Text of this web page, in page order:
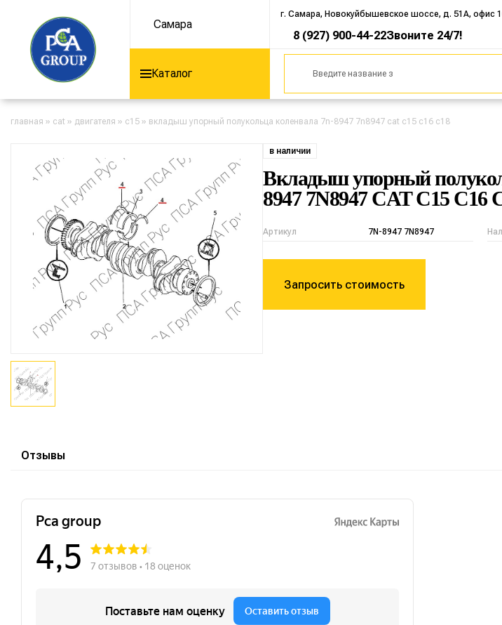
Самара
г. Самара, Новокуйбышевское шоссе, д. 51А, офис
8 (927) 900-44-22Звоните 24/7!
Каталог
главная » cat » двигателя » c15 » вкладыш упорный полукольца коленвала 7n-8947 7n8947 cat c15 c16 c18
в наличии
Вкладыш упорный
8947 7N8947 CAT C15 C16
Артикул 7N-8947 7N8947
Запросить стоимость
Отзывы